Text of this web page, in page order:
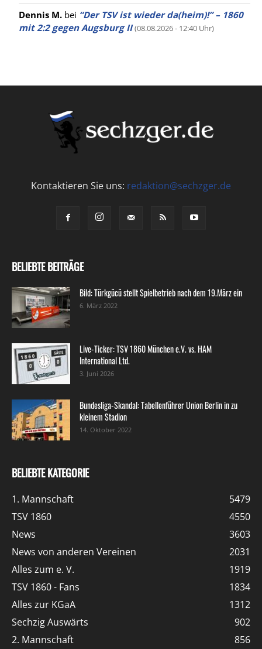
Dennis M. bei “Der TSV ist wieder da(heim)!” – 1860
mit 2:2 gegen Augsburg II (08.08.2026 - 12:40 Uhr)
Kontaktieren Sie uns: redaktion@sechzger.de
BELIEBTE BEITRÄGE
Bild: Türkgücü stellt Spielbetrieb nach dem 19.März ein
6. März 2022
Live-Ticker: TSV 1860 München e.V. vs. HAM
International Ltd.
3. Juni 2026
Bundesliga-Skandal: Tabellenführer Union Berlin in zu
kleinem Stadion
14. Oktober 2022
BELIEBTE KATEGORIE
1. Mannschaft
5479
TSV 1860
4550
News
3603
News von anderen Vereinen
2031
Alles zum e. V.
1919
TSV 1860 - Fans
1834
Alles zur KGaA
1312
Sechzig Auswärts
902
2. Mannschaft
856